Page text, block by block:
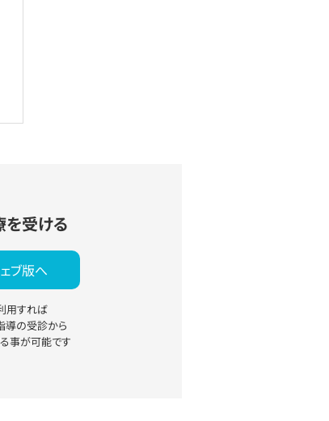
を受ける
ブ版へ
用すれば
導の受診から
事が可能です